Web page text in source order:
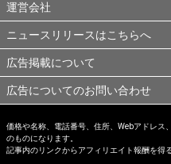
運営会社
ニュースリリースはこちらへ
広告掲載について
広告についてのお問い合わせ
価格や名称、電話番号、住所、Webアドレス
のものになります。
記事内のリンクからアフィリエイト報酬を得